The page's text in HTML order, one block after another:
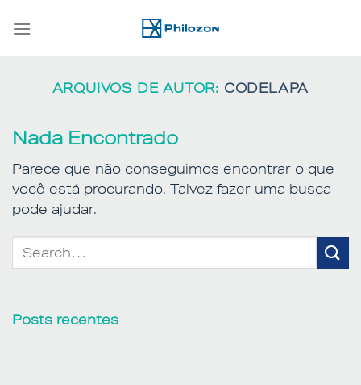
ARQUIVOS DE AUTOR: CODELAPA
Nada Encontrado
Parece que não conseguimos encontrar o que
você está procurando. Talvez fazer uma busca
pode ajudar.
Posts recentes